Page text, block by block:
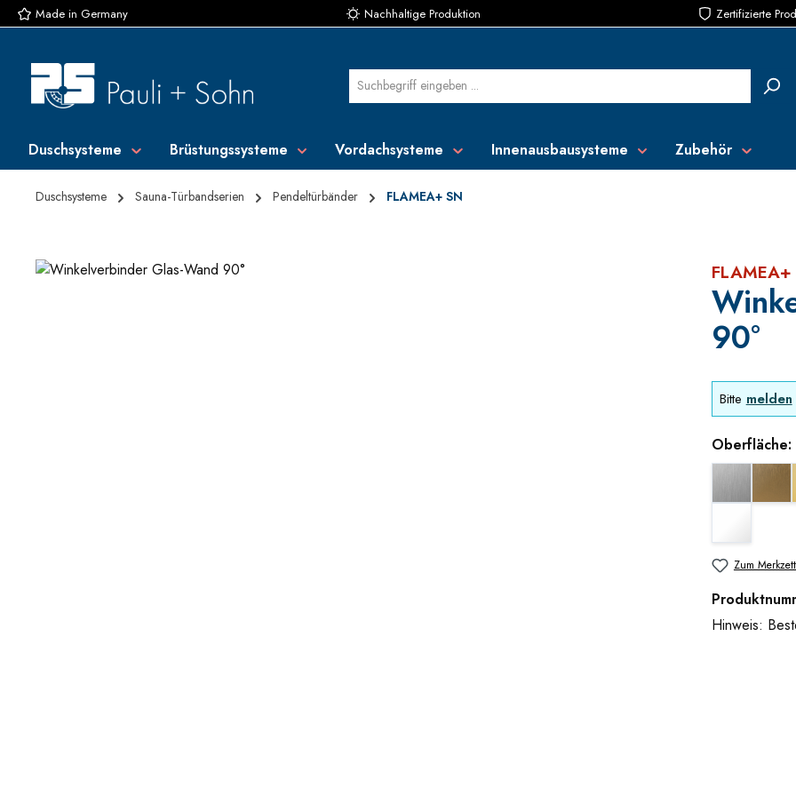
Hauptinhalt springen
Zur Suche springen
Zur Hauptnavigation springen
Made in Germany Nachhaltige Produktion Zertifizierte
Duschsysteme Brüstungssysteme Vordachsysteme Innenausbausysteme Zubehör
Duschsysteme Sauna-Türbandserien Pendeltürbänder FLAMEA+ SN
Bildergalerie überspringen FLAMEA+
90°
Bitte melden
Oberfläche:
Zum
Hinweis: